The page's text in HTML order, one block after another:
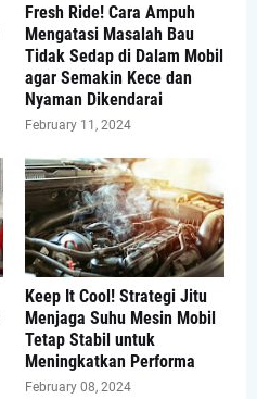
Fresh Ride! Cara Ampuh
Mengatasi Masalah Bau
Tidak Sedap di Dalam Mobil
agar Semakin Kece dan
Nyaman Dikendarai
February 11, 2024
Keep It Cool! Strategi Jitu
Menjaga Suhu Mesin Mobil
Tetap Stabil untuk
Meningkatkan Performa
February 08, 2024